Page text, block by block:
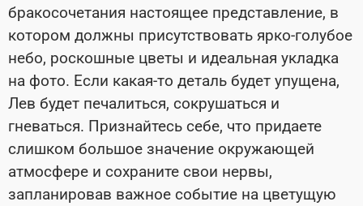
бракосочетания настоящее представление, в
котором должны присутствовать ярко-голубое
небо, роскошные цветы и идеальная укладка
на фото. Если какая-то деталь будет упущена,
Лев будет печалиться, сокрушаться и
гневаться. Признайтесь себе, что придаете
слишком большое значение окружающей
атмосфере и сохраните свои нервы,
запланировав важное событие на цветущую